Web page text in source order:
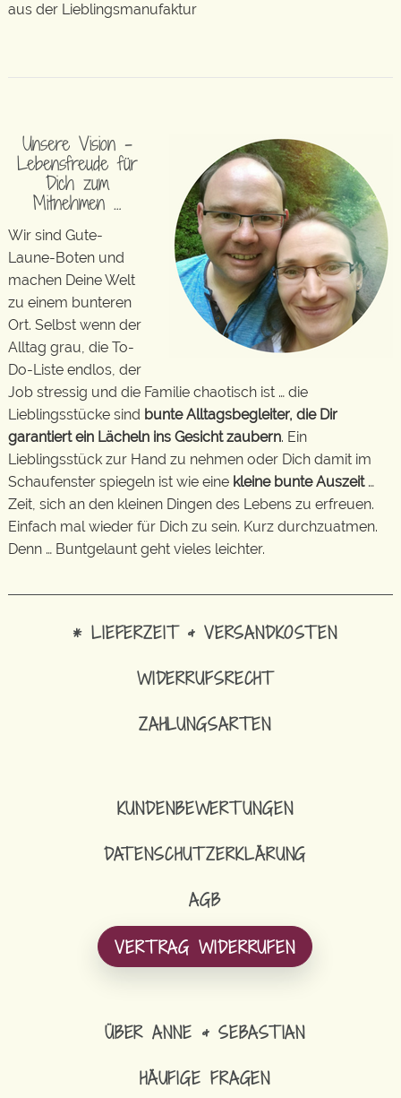
aus der Lieblingsmanufaktur
Unsere Vision –
Lebensfreude für
Dich zum
Mitnehmen …
Wir sind Gute-
Laune-Boten und
machen Deine Welt
zu einem bunteren
Ort. Selbst wenn der
Alltag grau, die To-
Do-Liste endlos, der
Job stressig und die Familie chaotisch ist … die
Lieblingsstücke sind bunte Alltagsbegleiter, die Dir
garantiert ein Lächeln ins Gesicht zaubern. Ein
Lieblingsstück zur Hand zu nehmen oder Dich damit im
Schaufenster spiegeln ist wie eine kleine bunte Auszeit…
Zeit, sich an den kleinen Dingen des Lebens zu erfreuen.
Einfach mal wieder für Dich zu sein. Kurz durchzuatmen.
Denn … Buntgelaunt geht vieles leichter.
* LIEFERZEIT & VERSANDKOSTEN
WIDERRUFSRECHT
ZAHLUNGSARTEN
KUNDENBEWERTUNGEN
DATENSCHUTZERKLÄRUNG
AGB
VERTRAG WIDERRUFEN
ÜBER ANNE & SEBASTIAN
HÄUFIGE FRAGEN